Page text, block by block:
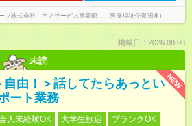
プ株式会社 ケアサービス事業部 （医療福祉介護関連）
掲載日：2026.08.06
未読
NEW
自由！＞話してたらあっとい
ート業務
人未経験OK 大学生歓迎
ブランクOK